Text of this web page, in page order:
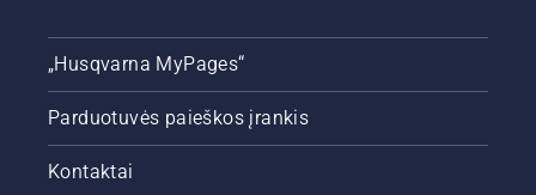
„Husqvarna MyPages“
Parduotuvės paieškos įrankis
Kontaktai